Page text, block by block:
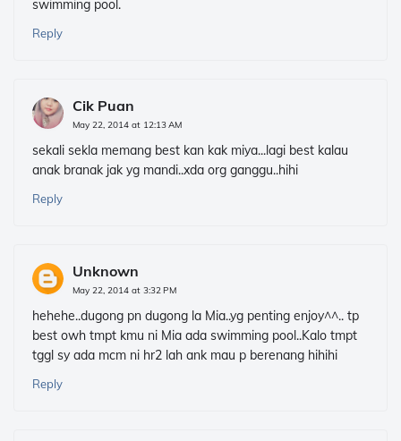
swimming pool.
Reply
Cik Puan
May 22, 2014 at 12:13 AM
sekali sekla memang best kan kak miya...lagi best kalau
anak branak jak yg mandi..xda org ganggu..hihi
Reply
Unknown
May 22, 2014 at 3:32 PM
hehehe..dugong pn dugong la Mia..yg penting enjoy^^.. tp
best owh tmpt kmu ni Mia ada swimming pool..Kalo tmpt
tggl sy ada mcm ni hr2 lah ank mau p berenang hihihi
Reply